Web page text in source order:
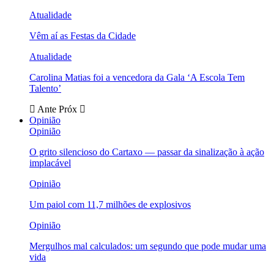
Atualidade
Vêm aí as Festas da Cidade
Atualidade
Carolina Matias foi a vencedora da Gala ‘A Escola Tem
Talento’
Ante Próx
Opinião
Opinião
O grito silencioso do Cartaxo — passar da sinalização à ação
implacável
Opinião
Um paiol com 11,7 milhões de explosivos
Opinião
Mergulhos mal calculados: um segundo que pode mudar uma
vida